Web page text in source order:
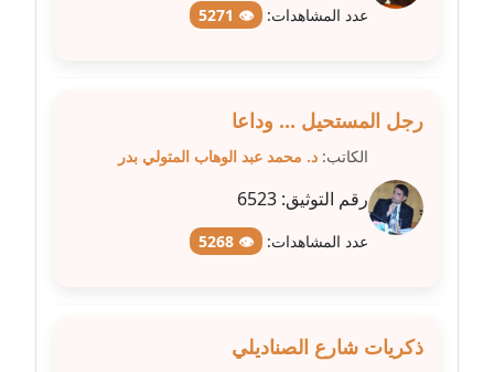
عاملة
مدونة عبير سعد
عاملة
مدونة عبير عبد الرحيم (ماعت)
عاملة
عدد المشاهدات: 👁 5271
رجل المستحيل ... وداعا
الكاتب: د. محمد عبد الوهاب المتولي بدر
رقم التوثيق: 6523
عدد المشاهدات: 👁 5268
ذكريات شارع الصناديلي